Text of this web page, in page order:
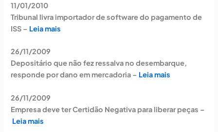
11/01/2010
Tribunal livra importador de software do pagamento de
ISS – Leia mais
26/11/2009
Depositário que não fez ressalva no desembarque,
responde por dano em mercadoria – Leia mais
26/11/2009
Empresa deve ter Certidão Negativa para liberar peças –
Leia mais